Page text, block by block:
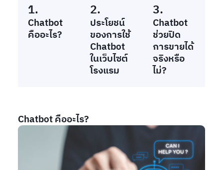
1.
Chatbot
คืออะไร?
2.
ประโยชน์
ของการใช้
Chatbot
ในเว็บไซต์
โรงแรม
3.
Chatbot
ช่วยปิด
การขายได้
จริงหรือ
ไม่?
Chatbot คืออะไร?